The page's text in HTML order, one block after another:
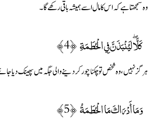
وہ سمجھتا ہے کہ اس کا مال اسے ہمیشہ باقی رکھے گا۔
كَلَّا ۖ لَيُنْبَذَنَّ فِي الْحُطَمَةِ ﴿4﴾
ہرگز نہیں، وہ شخص تو چکنا چور کردینے والی جگہ میں پھینک دیا
وَمَا أَدْرَاكَ مَا الْحُطَمَةُ ﴿5﴾